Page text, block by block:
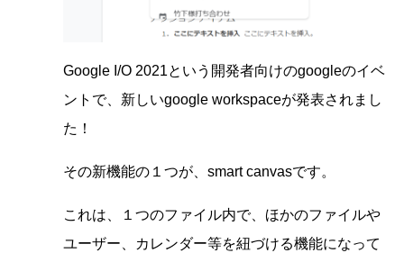
Google I/O 2021という開発者向けのgoogleのイベ
ントで、新しいgoogle workspaceが発表されまし
た！
その新機能の１つが、smart canvasです。
これは、１つのファイル内で、ほかのファイルや
ユーザー、カレンダー等を紐づける機能になって